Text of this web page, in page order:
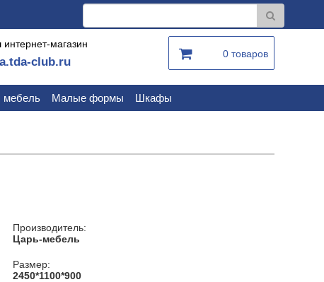
магазин
club.ru
0 товаров
мебель Малые формы Шкафы
Производитель:
Царь-мебель
Размер:
2450*1100*900